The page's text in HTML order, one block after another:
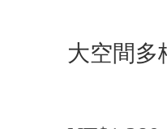
大空間多